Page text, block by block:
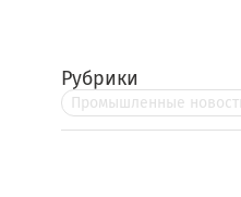
Рубрики
Промышленные